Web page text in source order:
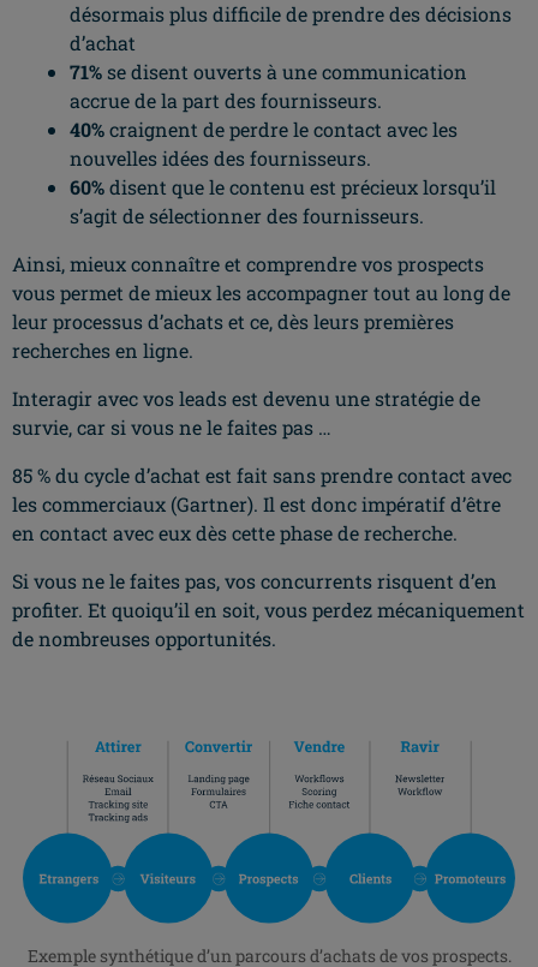
désormais plus difficile de prendre des décisions
d’achat
71% se disent ouverts à une communication
accrue de la part des fournisseurs.
40%craignent de perdre le contact avec les
nouvelles idées des fournisseurs.
60%disent que le contenu est précieux lorsqu’il
s’agit de sélectionner des fournisseurs.
Ainsi, mieux connaître et comprendre vos prospects
vous permet de mieux les accompagner tout au long de
leur processus d’achats et ce, dès leurs premières
recherches en ligne.
Interagir avec vos leads est devenu une stratégie de
survie, car si vous ne le faites pas …
85 % du cycle d’achat est fait sans prendre contact avec
les commerciaux (Gartner). Il est donc impératif d’être
en contact avec eux dès cette phase de recherche.
Si vous ne le faites pas, vos concurrents risquent d’en
profiter. Et quoiqu’il en soit, vous perdez mécaniquement
de nombreuses opportunités.
Exemple synthétique d’un parcours d’achats de vos prospects.